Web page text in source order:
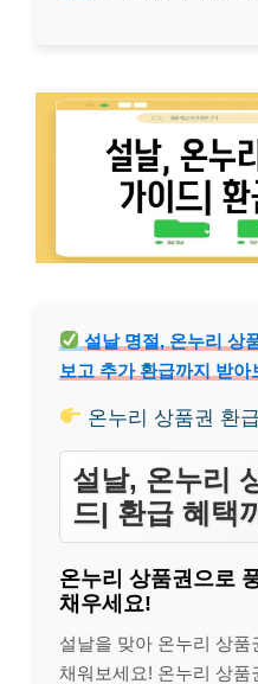
설날 명절, 온누리 상
보고 추가 환급까지 받아
온누리 상품권 환
설날, 온누리
드| 환급 혜택
온누리 상품권으로
채우세요!
설날을 맞아 온누리 상
채워보세요! 온누리 상품